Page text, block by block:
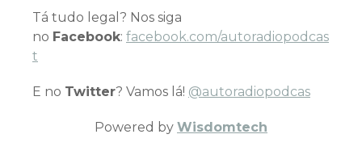
Tá tudo legal? Nos siga
no Facebook: facebook.com/autoradiopodcas
t
E no Twitter? Vamos lá! @autoradiopodcas
Powered by Wisdomtech